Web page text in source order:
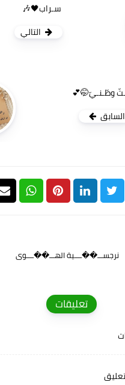
سـراب🖤🎶
التالي
وطّـنـيّ🤭💕
السابق
نرجســـ��ــــية الهـــ��ــــوى
تعليقات